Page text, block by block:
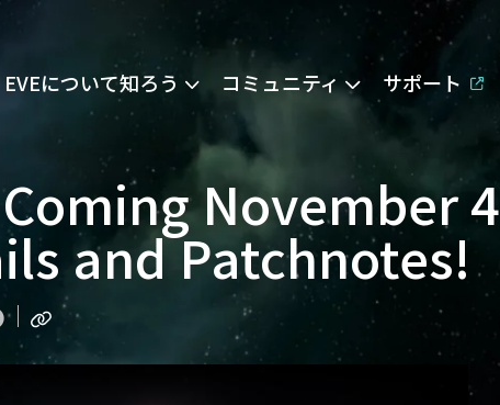
EVEについて知ろう コミュニティ サポート
November 4
and Patchnotes!